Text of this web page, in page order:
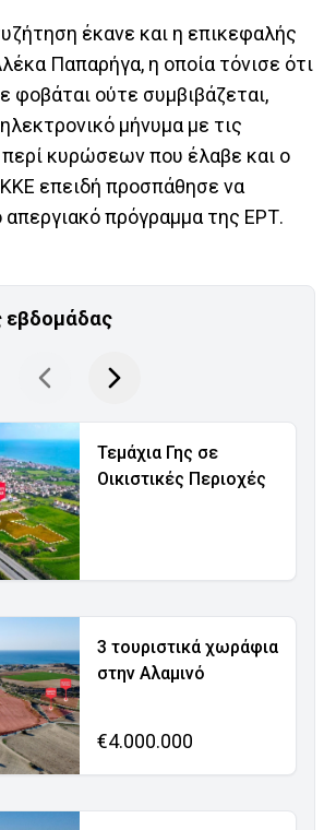
έκανε και η επικεφαλής
Παπαρήγα, η οποία τόνισε ότι
φοβάται ούτε συμβιβάζεται,
μήνυμα με τις
περί κυρώσεων που έλαβε και ο
επειδή προσπάθησε να
πρόγραμμα της ΕΡΤ.
εβδομάδας
Τεμάχια Γης σε
Οικιστικές Περιοχές
3 τουριστικά χωράφια
στην Αλαμινό
€4.000.000